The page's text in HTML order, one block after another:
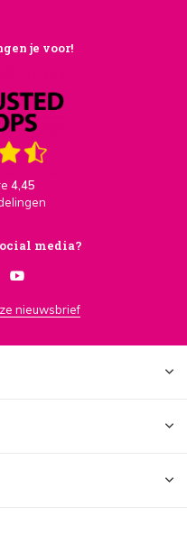
je voor!
4,45
media?
nieuwsbrief